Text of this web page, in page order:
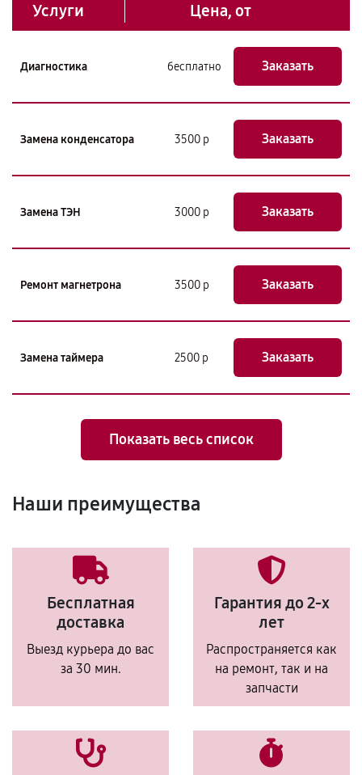
Услуги Цена, от
Диагностика бесплатно Заказать
Замена конденсатора 3500 р Заказать
Замена ТЭН 3000 р Заказать
Ремонт магнетрона 3500 р Заказать
Замена таймера 2500 р Заказать
Показать весь список
Наши преимущества
Бесплатная
доставка
Выезд курьера до вас
за 30 мин.
Гарантия до 2-х
лет
Распространяется как
на ремонт, так и на
запчасти